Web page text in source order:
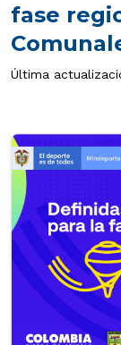
fase
Última